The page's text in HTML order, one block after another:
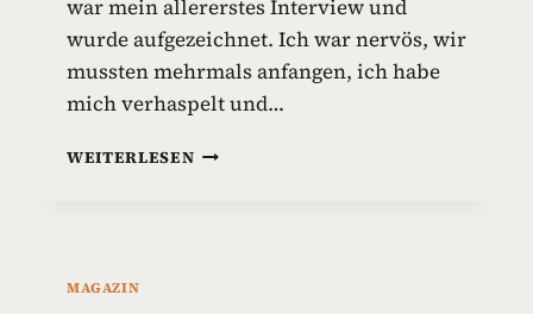
war mein allererstes Interview und
wurde aufgezeichnet. Ich war nervös, wir
mussten mehrmals anfangen, ich habe
mich verhaspelt und…
WEITERLESENG
MAGAZIN